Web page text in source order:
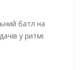
батл на
у ритмі